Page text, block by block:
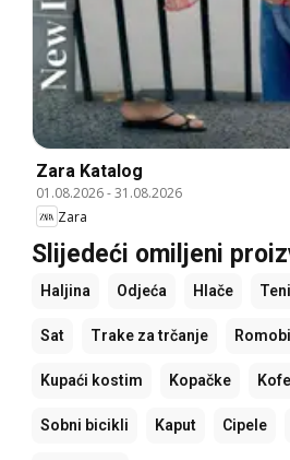
Zara Katalog
01.08.2026-31.08.2026
Zara
Slijedeći omiljeni
Haljina Odjeća Hlače
Sat Trake za trčanje Romobil
Kupaći kostim Kopačke
Sobni bicikli Kaput Cipele